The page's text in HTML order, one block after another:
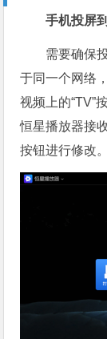
手机投屏
需要确保
于同一个网络
视频上的“TV”
恒星播放器接
按钮进行修改